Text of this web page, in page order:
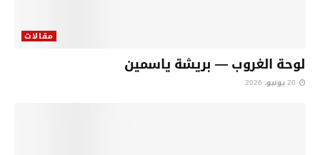
مقالات
لوحة الغروب — بريشة ياسمين